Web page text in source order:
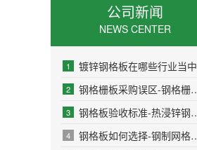
公司新闻
NEWS CENTER
1 镀锌钢格板在哪些行业当中的使用频率比较高
2 钢格栅板采购误区-钢格栅板现货
3 钢格板验收标准-热浸锌钢格板
4 钢格板如何选择-钢制网格板的规格